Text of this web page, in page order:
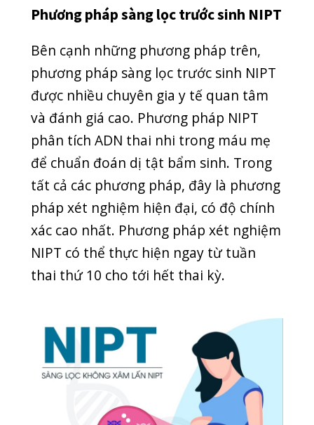
pháp xét nghiệm trước khi sinh được
sử dụng phổ biến là phương pháp xét
nghiệm thường quy. So với những
phương pháp trên, phương pháp này
xét nghiệm một cách toàn diện (11
thông số). Phương pháp xét nghiệm
thường quy giúp phát hiện nguy cơ gây
biến chứng cho mẹ và thai nhi, giúp
bác sĩ có hướng xử lý phù hợp và kịp
thời nhất.
Trong phương pháp xét nghiệm